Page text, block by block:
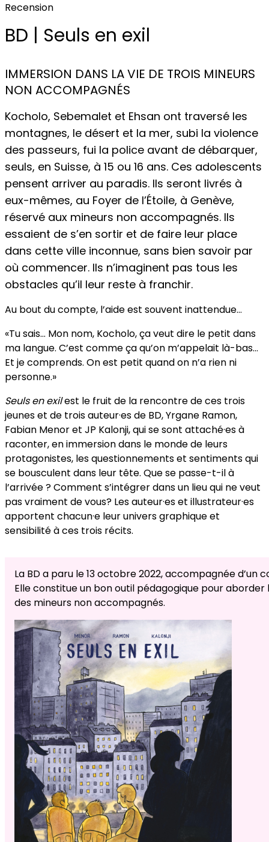
Recension
BD | Seuls en exil
IMMERSION DANS LA VIE DE TROIS MINEURS
NON ACCOMPAGNÉS
Kocholo, Sebemalet et Ehsan ont traversé les
montagnes, le désert et la mer, subi la violence
des passeurs, fui la police avant de débarquer,
seuls, en Suisse, à 15 ou 16 ans. Ces adolescents
pensent arriver au paradis. Ils seront livrés à
eux-mêmes, au Foyer de l’Étoile, à Genève,
réservé aux mineurs non accompagnés. Ils
essaient de s’en sortir et de faire leur place
dans cette ville inconnue, sans bien savoir par
où commencer. Ils n’imaginent pas tous les
obstacles qu’il leur reste à franchir.
Au bout du compte, l’aide est souvent inattendue…
«Tu sais… Mon nom, Kocholo, ça veut dire le petit dans
ma langue. C’est comme ça qu’on m’appelait là-bas…
Et je comprends. On est petit quand on n’a rien ni
personne.»
Seuls en exilest le fruit de la rencontre de ces trois
jeunes et de trois auteur·es de BD, Yrgane Ramon,
Fabian Menor et JP Kalonji, qui se sont attaché·es à
raconter, en immersion dans le monde de leurs
protagonistes, les questionnements et sentiments qui
se bousculent dans leur tête. Que se passe-t-il à
l’arrivée ? Comment s’intégrer dans un lieu qui ne veut
pas vraiment de vous? Les auteur·es et illustrateur·es
apportent chacun·e leur univers graphique et
sensibilité à ces trois récits.
La BD a paru le 13 octobre 2022, accompagnée d’un
Elle constitue un bon outil pédagogique pour
des mineurs non accompagnés.